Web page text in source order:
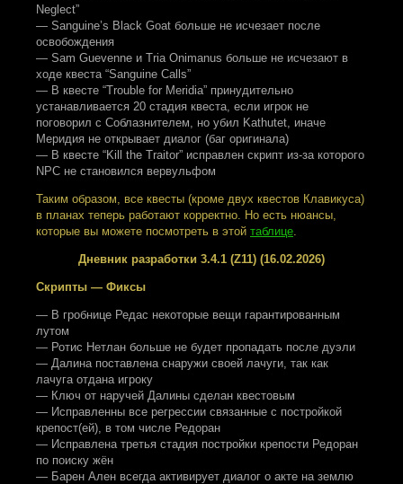
Neglect”
— Sanguine’s Black Goat больше не исчезает после
освобождения
— Sam Guevenne и Tria Onimanus больше не исчезают в
ходе квеста “Sanguine Calls”
— В квесте “Trouble for Meridia” принудительно
устанавливается 20 стадия квеста, если игрок не
поговорил с Соблазнителем, но убил Kathutet, иначе
Меридия не открывает диалог (баг оригинала)
— В квесте “Kill the Traitor” исправлен скрипт из-за которого
NPC не становился вервульфом
Таким образом, все квесты (кроме двух квестов Клавикуса)
в планах теперь работают корректно. Но есть нюансы,
которые вы можете посмотреть в этой таблице.
Дневник разработки 3.4.1 (Z11) (16.02.2026)
Скрипты — Фиксы
— В гробнице Редас некоторые вещи гарантированным
лутом
— Ротис Нетлан больше не будет пропадать после дуэли
— Далина поставлена снаружи своей лачуги, так как
лачуга отдана игроку
— Ключ от наручей Далины сделан квестовым
— Исправленны все регрессии связанные с постройкой
крепост(ей), в том числе Редоран
— Исправлена третья стадия постройки крепости Редоран
по поиску жён
— Барен Ален всегда активирует диалог о акте на землю